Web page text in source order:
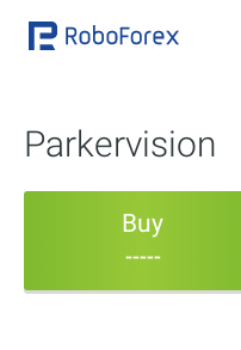
Parkervision
Buy
-----